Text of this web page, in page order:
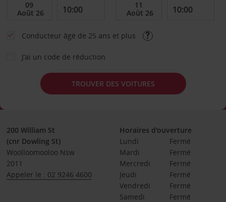
Conducteur âgé de 25 ans et plus
J’ai un code de réduction
TROUVER DES VOITURES
200 William St
(cnr Dowling St)
Woolloomooloo Nsw
2011
Appeler le : 02 9246 4600
Horaires d'ouverture
Lundi
Fermé
Mardi
Fermé
Mercredi
Fermé
Jeudi
Fermé
Vendredi
Fermé
Samedi
Fermé